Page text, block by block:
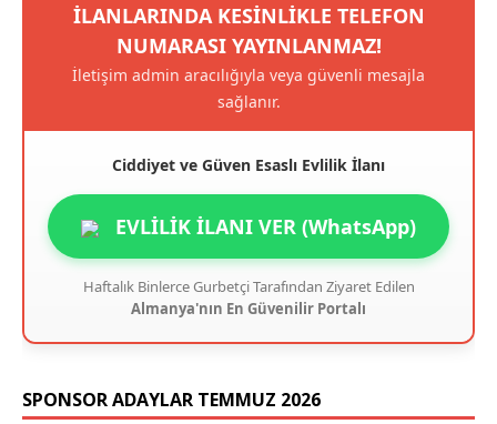
ILANLARINDA KESINLIKLE TELEFON
NUMARASI YAYINLANMAZ!
İletişim admin aracılığıyla veya güvenli mesajla
sağlanır.
Ciddiyet ve Güven Esaslı Evlilik İlanı
EVLİLİK İLANI VER (WhatsApp)
Haftalık Binlerce Gurbetçi Tarafından Ziyaret Edilen
Almanya'nın En Güvenilir Portalı
SPONSOR ADAYLAR TEMMUZ 2026